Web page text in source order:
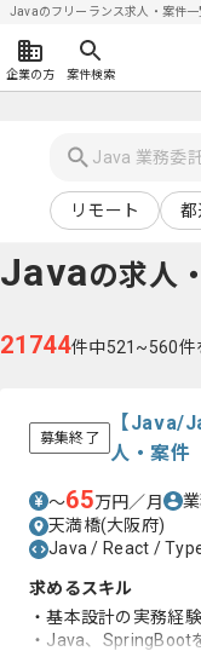
Javaのフリーランス求人・案件一
企業の方 案件検索
リモート 都
Javaの求人
21744件中521~560件
募集終了
【Java/
人・案件
〜65万円／月
天満橋(大阪府)
Java / React /
求めるスキル
・基本設計の実務経験
・Java、SpringBoot